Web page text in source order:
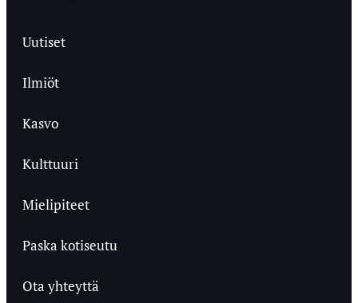
Uutiset
Ilmiöt
Kasvo
Kulttuuri
Mielipiteet
Paska kotiseutu
Ota yhteyttä